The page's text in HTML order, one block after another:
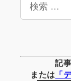
記
または 「